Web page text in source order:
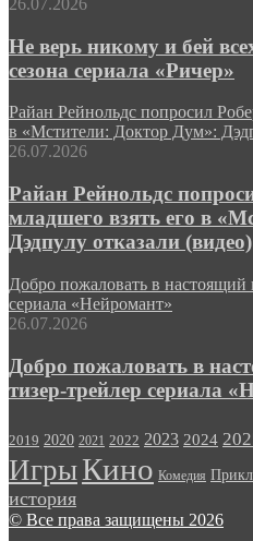
26.07.2026
Не верь никому и бей
сезона сериала «Ричер»
Райан Рейнольдс попросил
в «Мстители: Доктор Дум»:
26.07.2026
Райан Рейнольдс
младшего взять его в
Дэдпулу отказали (видео)
Добро пожаловать в настоящий
сериала «Нейромант»
26.07.2026
Добро пожаловать в
тизер-трейлер сериала
2019 2020 2021 2022 2023 2024
ИгрыКино Комедия
история
© Все права защищены 2026